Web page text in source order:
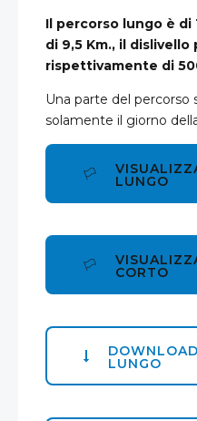
Il percorso lungo è di
di 9,5 Km., il
rispettivamente di
Una parte del percorso
solamente il giorno
LUNGO
CORTO
LUNGO